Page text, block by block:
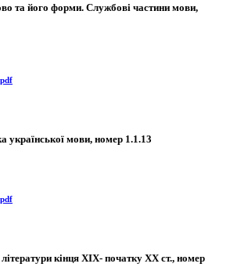
та його форми. Службові частини мови,
pdf
української мови, номер 1.1.13
pdf
літератури кінця ХІХ- початку ХХ ст., номер